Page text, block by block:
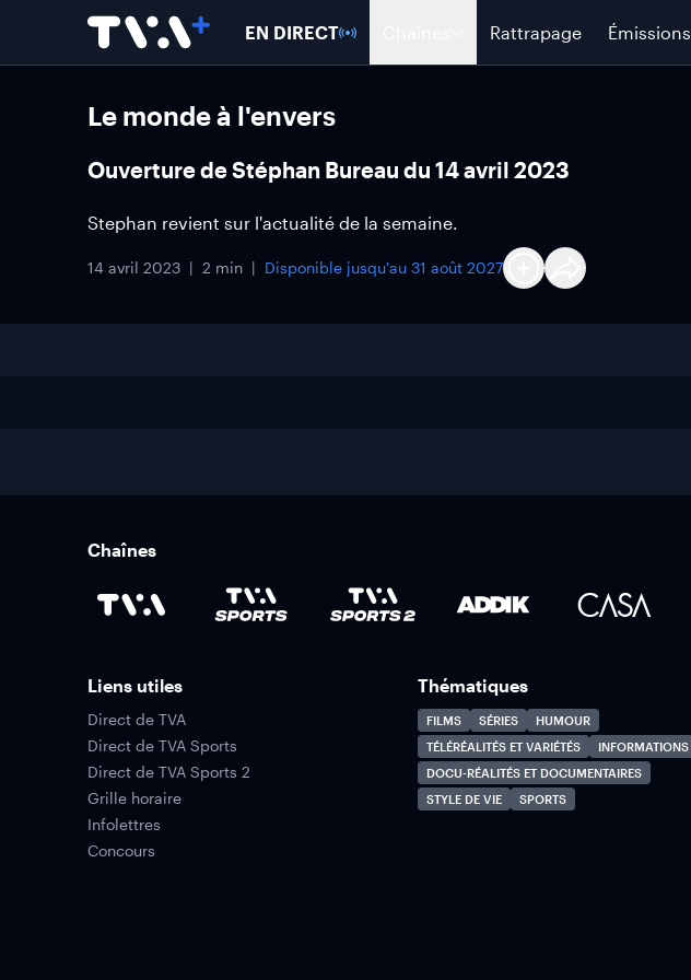
EN DIRECT Rattrapage Émissions
Le monde à l'envers
Ouverture de Stéphan Bureau du 14 avril 2023
Stephan revient sur l'actualité de la semaine.
14 avril 2023 2 min Disponible jusqu'au 31 août 2027
Chaînes
Liens utiles
Direct de TVA
Direct de TVA Sports
Direct de TVA Sports 2
Grille horaire
Infolettres
Concours
Thématiques
FILMS SÉRIES
HUMOUR
TÉLÉRÉALITÉS ET VARIÉTÉS
INFORMATIONS
DOCU-RÉALITÉS ET DOCUMENTAIRES
STYLE DE VIE
SPORTS